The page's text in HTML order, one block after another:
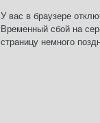
У вас в браузере
Временный сбой на
страницу немного